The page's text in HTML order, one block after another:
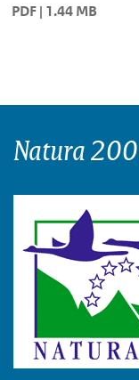
PDF | 1.44 MB
Natura